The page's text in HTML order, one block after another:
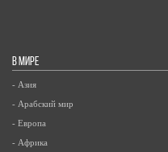
В МИРЕ
- Азия
- Арабский мир
- Европа
- Африка